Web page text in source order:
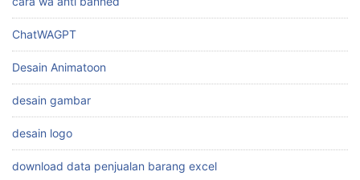
ChatWAGPT
Desain Animatoon
desain gambar
desain logo
download data penjualan barang excel